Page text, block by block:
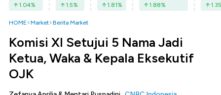
1.04% 1.5% 1.81% 1.88% 1.35
HOME Market Berita Market
Komisi XI Setujui 5 Nama Jadi
Ketua, Waka & Kepala Eksekutif
OJK